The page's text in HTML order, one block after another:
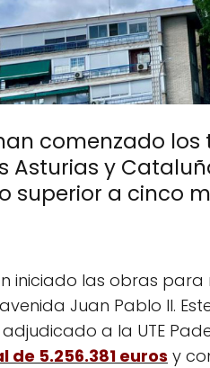
comenzado
Asturias y
superior a cinco
iniciado las obras
Juan Pablo II.
a la UTE
de 5.256.381 euros y